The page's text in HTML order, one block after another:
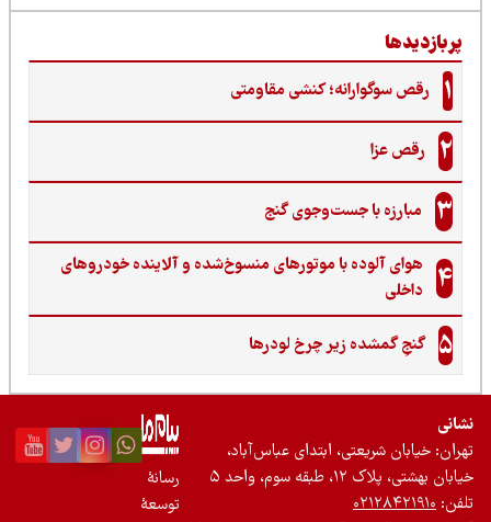
رقص سوگوارانه؛ کنشی مقاومتی
رقص عزا
مبارزه با جست‌وجوی گنج‌
هوای آلوده با موتورهای منسوخ‌شده و آلاینده خودروهای
داخلی
گنجِ گمشده زیر چرخ لودرها
خیابان شریعتی، ابتدای عباس‌آباد،
بهشتی، پلاک ۱۲، طبقه سوم، واحد ۵
۰۲۱۲۸۴۲۱۹۱۰
رسانۀ
توسعۀ